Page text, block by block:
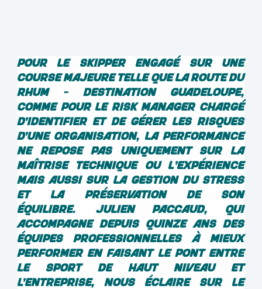
Pour le skipper engagé sur une
course majeure telle que la Route du
Rhum - Destination Guadeloupe,
comme pour le risk manager chargé
d’identifier et de gérer les risques
d’une organisation, la performance
ne repose pas uniquement sur la
maîtrise technique ou l'expérience
mais aussi sur la gestion du stress
et la préservation de son
équilibre. Julien Paccaud, qui
accompagne depuis quinze ans des
équipes professionnelles à mieux
performer en faisant le pont entre
le sport de haut niveau et
l’entreprise, nous éclaire sur le